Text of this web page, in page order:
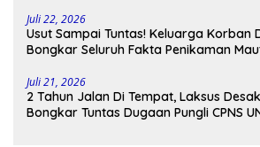
Juli 22, 2026
Usut Sampai Tuntas! Keluarga Korban
Bongkar Seluruh Fakta Penikaman
Juli 21, 2026
2 Tahun Jalan Di Tempat, Laksus
Bongkar Tuntas Dugaan Pungli CPNS